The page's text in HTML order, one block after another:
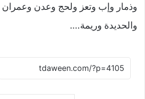
وذمار وإب وتعز ولحج وعدن
والحديدة وريمة….